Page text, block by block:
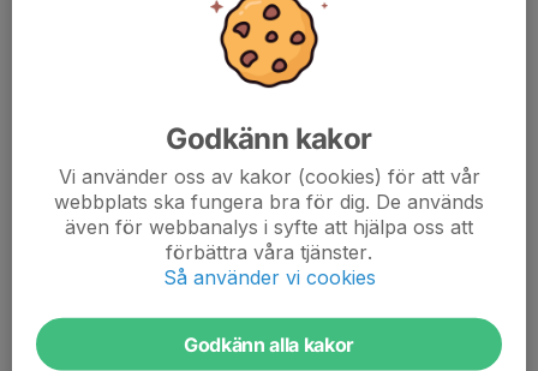
0 kommentarer
Viktig information gällande matcherna.
Vi kommer att spela med max 15 utespelare och en målvakt
framöver. Så anmäl er till dom matcher ni kan och vill spela. Det
är lite först till kvarn som gäller....
Viktig träning
Godkänn kakor
Vi använder oss av kakor (cookies) för att vår
webbplats ska fungera bra för dig. De används
även för webbanalys i syfte att hjälpa oss att
förbättra våra tjänster.
Så använder vi cookies
Godkänn alla kakor